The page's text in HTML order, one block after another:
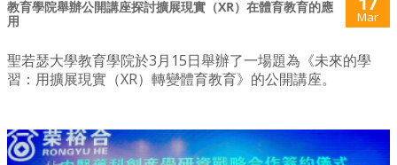
教育學院舉辦公開講座探討擴展現實（XR）在體育教育的應
用
Mar
聖若瑟大學教育學院於3月15日舉辦了一場題為《未來的學
習：用擴展現實（XR）轉變體育教育》的公開講座。